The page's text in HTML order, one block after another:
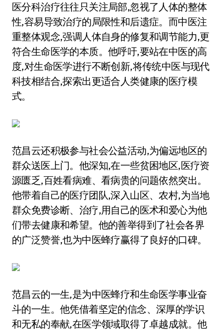
医分科治疗往往只关注局部,忽视了人体的整体
性,容易导致治疗的局限性和后遗症。而中医注
重整体观念,强调人体自身的修复和调节能力,更
符合生命医学的本质。他呼吁,要站在中医的高
度,对生命医学进行不断创新,将传统中医与现代
科技相结合,探索出更适合人类健康的医疗模
式。
范昌云还积极参与社会公益活动,为偏远地区的
群众送医上门。他深知,在一些贫困地区,医疗资
源匮乏,百姓看病难、看病贵的问题依然突出。
他带着自己的医疗团队,深入山区、农村,为当地
群众免费诊断、治疗,用自己的医术和爱心为他
们带去健康和希望。他的善举得到了社会各界
的广泛赞誉,也为中医蜂疗赢得了良好的口碑。
范昌云的一生,是为中医蜂疗和生命医学事业奋
斗的一生。他凭借着坚定的信念、深厚的学识
和无私的奉献,在医学领域取得了卓越成就。他